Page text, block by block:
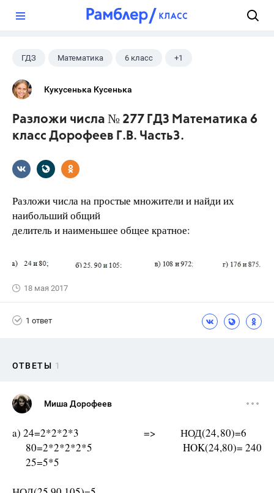
ГДЗ Математика 6 класс +1
Дорофеев Г. В.
Кукусенька Кусенька
Разложи числа № 277 ГДЗ Математика 6
класс Дорофеев Г.В. Часть3.
Разложи числа на простые множители и найди их
наибольший общий
делитель и наименьшее общее кратное:
18 мая 2017
1 ответ
ОТВЕТЫ 1
Миша Дорофеев
a) 24=2*2*2*3 => НОД(24‚80)=6
80=2*2*2*2*5 HOK(24,80)= 240
25=5*5